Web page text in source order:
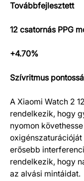
Továbbfejlesztett
12 csatornás PPG
+4.70%
Szívritmus
A Xiaomi Watch 2
rendelkezik, hogy
nyomon
erősebb
rendelkezik, hogy
az alvási mintáidat.